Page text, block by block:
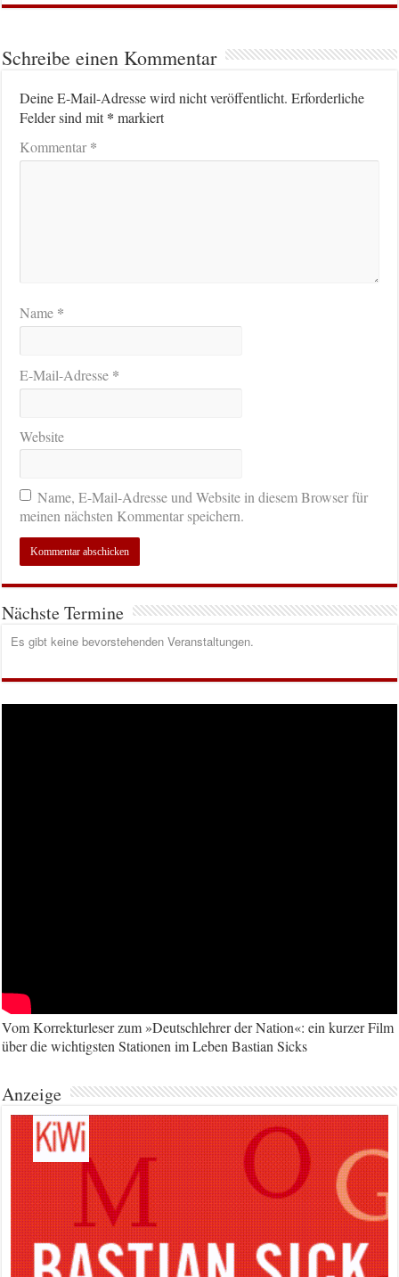
Schreibe einen Kommentar
Deine E-Mail-Adresse wird nicht veröffentlicht. Erforderliche
Felder sind mit* markiert
Kommentar*
Name *
E-Mail-Adresse *
Website
Name, E-Mail-Adresse und Website in diesem Browser für
meinen nächsten Kommentar speichern.
Nächste Termine
Es gibt keine bevorstehenden Veranstaltungen.
Vom Korrekturleser zum »Deutschlehrer der Nation«: ein kurzer Film
über die wichtigsten Stationen im Leben Bastian Sicks
Anzeige